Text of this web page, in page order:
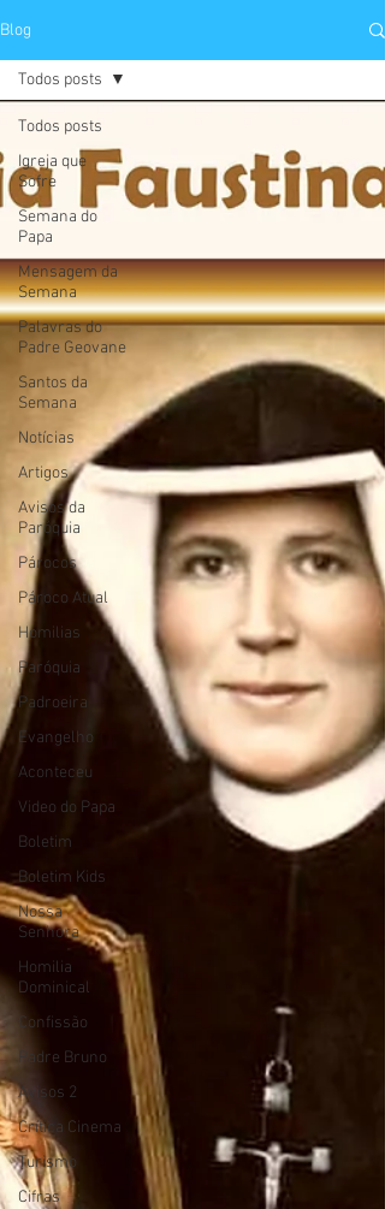
Blog
Todos posts
Igreja que
Sofre
Semana do
Papa
Mensagem da
Semana
Palavras do
Padre Geovane
Santos da
Semana
Notícias
Artigos
Avisos da
Paróquia
Párocos
Pároco Atual
Homilias
Paróquia
Padroeira
Evangelho
Aconteceu
Video do Papa
Boletim
Boletim Kids
Nossa
Senhora
Homilia
Dominical
Confissão
Padre Bruno
Avisos 2
Crítica Cinema
Turismo
Cifras
Todos posts